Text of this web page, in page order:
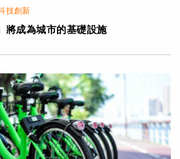
技創新
將成為城市的基礎設施